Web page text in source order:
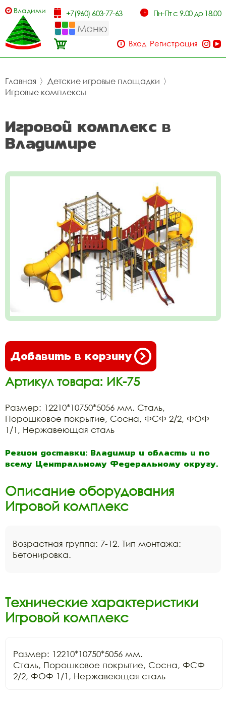
Владимир +7(960) 603-77-63 Пн-Пт с 9.00 до 18.00
Меню
Вход Регистрация
Главная 〉 Детские игровые площадки 〉
Игровые комплексы
Игровой комплекс в
Владимире
Добавить в корзину
Артикул товара: ИК-75
Размер: 12210*10750*5056 мм. Сталь,
Порошковое покрытие, Сосна, ФСФ 2/2, ФОФ
1/1, Нержавеющая сталь
Регион доставки: Владимир и область и по
всему Центральному Федеральному округу.
Описание оборудования
Игровой комплекс
Возрастная группа: 7-12. Тип монтажа:
Бетонировка.
Технические характеристики
Игровой комплекс
Размер: 12210*10750*5056 мм.
Сталь, Порошковое покрытие, Сосна, ФСФ